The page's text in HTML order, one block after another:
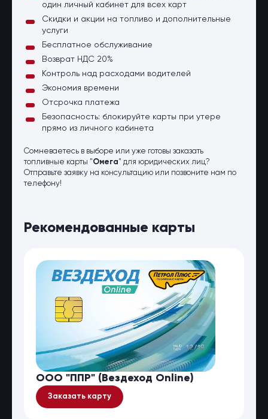
один личный кабинет для всех карт
Скидки и акции на топливо и дополнительные
услуги
Бесплатное обслуживание
Возврат НДС 20%
Контроль над расходами водителей
Экономия времени
Отсрочка платежа
Безопасность: блокируйте карты при утере
прямо из личного кабинета
Сомневаетесь в выборе или уже готовы заказать
топливные карты "Омега" для юридических лиц?
Отправьте заявку на консультацию или позвоните нам по
телефону!
Рекомендованные карты
ООО "ППР" (Вездеход Online)
Заказать карту